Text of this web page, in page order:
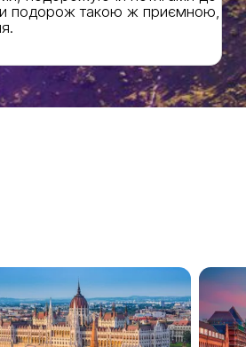
подорож такою ж приємною,